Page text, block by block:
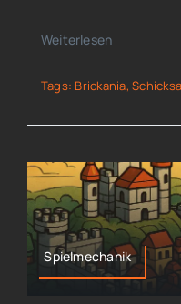
Weiterlesen
Tags: Brickania,
Spielmechanik